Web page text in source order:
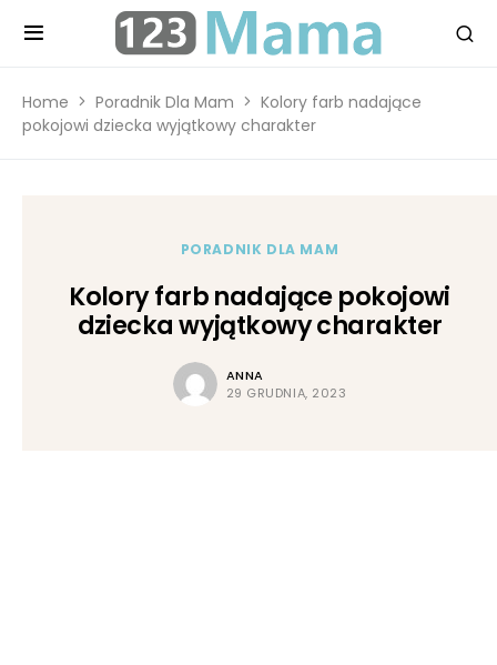
Home Poradnik Dla Mam
Kolory farb nadające
pokojowi dziecka wyjątkowy charakter
PORADNIK DLA MAM
Kolory farb nadające pokojowi
dziecka wyjątkowy charakter
ANNA
29 GRUDNIA, 2023